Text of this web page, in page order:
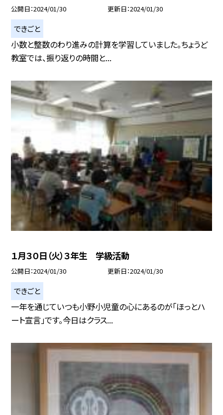
公開日 2024/01/30 更新日 2024/01/30
できごと
小数と整数のわり進みの計算を学習していました。ちょうど
教室では、振り返りの時間と...
１月３０日（火）３年生 学級活動
公開日 2024/01/30 更新日 2024/01/30
できごと
一年を通じていつも小野小児童の心にあるのが「ほっとハ
ート宣言」です。今日はクラス...